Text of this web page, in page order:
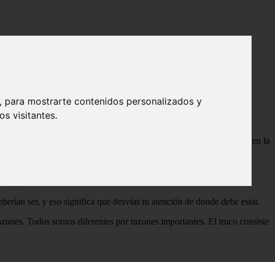
mostrarte contenidos personalizados y
visitantes.
el panorama general, como pequeñas notas adhesivas que cubren la
que has hecho todo lo posible para mantenerlas a raya.
carnaval, difíciles de alcanzar y frustrantes sin fin. Luego, nuevas
ocultas a tu vista.
ser, y eso significa que desvías tu atención de donde debe estar.
Todos somos diferentes por razones importantes. El truco consiste